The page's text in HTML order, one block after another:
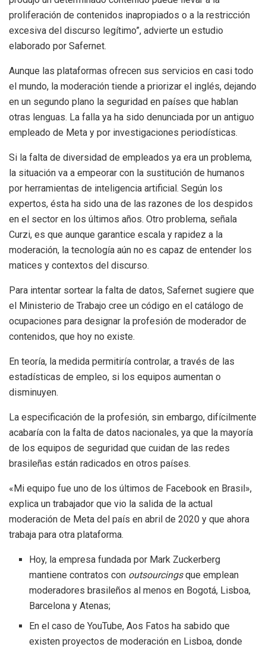
proliferación de contenidos inapropiados o a la restricción
excesiva del discurso legítimo”, advierte un estudio
elaborado por Safernet.
Aunque las plataformas ofrecen sus servicios en casi todo
el mundo, la moderación tiende a priorizar el inglés, dejando
en un segundo plano la seguridad en países que hablan
otras lenguas. La falla ya ha sido denunciada por un antiguo
empleado de Meta y por investigaciones periodísticas.
Si la falta de diversidad de empleados ya era un problema,
la situación va a empeorar con la sustitución de humanos
por herramientas de inteligencia artificial. Según los
expertos, ésta ha sido una de las razones de los despidos
en el sector en los últimos años. Otro problema, señala
Curzi, es que aunque garantice escala y rapidez a la
moderación, la tecnología aún no es capaz de entender los
matices y contextos del discurso.
Para intentar sortear la falta de datos, Safernet sugiere que
el Ministerio de Trabajo cree un código en el catálogo de
ocupaciones para designar la profesión de moderador de
contenidos, que hoy no existe.
En teoría, la medida permitiría controlar, a través de las
estadísticas de empleo, si los equipos aumentan o
disminuyen.
La especificación de la profesión, sin embargo, difícilmente
acabaría con la falta de datos nacionales, ya que la mayoría
de los equipos de seguridad que cuidan de las redes
brasileñas están radicados en otros países.
«Mi equipo fue uno de los últimos de Facebook en Brasil»,
explica un trabajador que vio la salida de la actual
moderación de Meta del país en abril de 2020 y que ahora
trabaja para otra plataforma.
Hoy, la empresa fundada por Mark Zuckerberg
mantiene contratos con outsourcingsque emplean
moderadores brasileños al menos en Bogotá, Lisboa,
Barcelona y Atenas;
En el caso de YouTube, Aos Fatos ha sabido que
existen proyectos de moderación en Lisboa, donde